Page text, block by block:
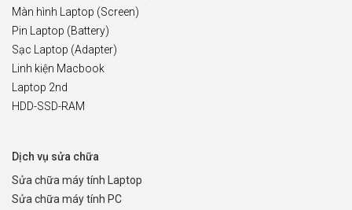
Màn hình Laptop (Screen)
Pin Laptop (Battery)
Sạc Laptop (Adapter)
Linh kiện Macbook
Laptop 2nd
HDD-SSD-RAM
Dịch vụ sửa chữa
Sửa chữa máy tính Laptop
Sửa chữa máy tính PC